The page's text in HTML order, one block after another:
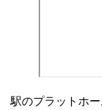
駅のプラットホ